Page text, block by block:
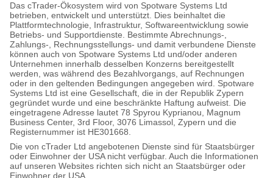
Das cTrader-Ökosystem wird von Spotware Systems Ltd
betrieben, entwickelt und unterstützt. Dies beinhaltet die
Plattformtechnologie, Infrastruktur, Softwareentwicklung sowie
Betriebs- und Supportdienste. Bestimmte Abrechnungs-,
Zahlungs-, Rechnungsstellungs- und damit verbundene Dienste
können auch von Spotware Systems Ltd und/oder anderen
Unternehmen innerhalb desselben Konzerns bereitgestellt
werden, was während des Bezahlvorgangs, auf Rechnungen
oder in den geltenden Bedingungen angegeben wird. Spotware
Systems Ltd ist eine Gesellschaft, die in der Republik Zypern
gegründet wurde und eine beschränkte Haftung aufweist. Die
eingetragene Adresse lautet 78 Spyrou Kyprianou, Magnum
Business Center, 3rd Floor, 3076 Limassol, Zypern und die
Registernummer ist HE301668.
Die von cTrader Ltd angebotenen Dienste sind für Staatsbürger
oder Einwohner der USA nicht verfügbar. Auch die Informationen
auf unseren Websites richten sich nicht an Staatsbürger oder
Einwohner der USA.